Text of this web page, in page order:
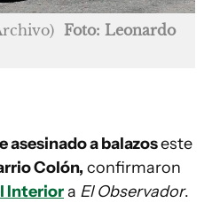
Foto: Leonardo
asesinado a balazoseste
Colón, confirmaron
Interiora El Observador.